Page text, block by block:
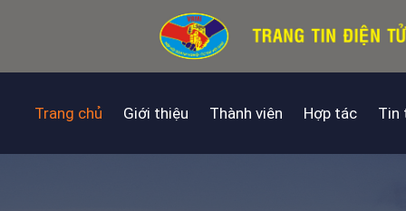
Trang chủ Giới thiệu Thành viên Hợp tác Tin